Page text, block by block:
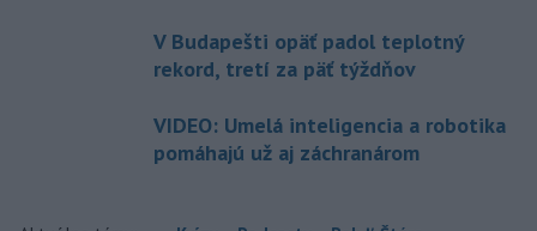
V Budapešti opäť padol teplotný
rekord, tretí za päť týždňov
VIDEO: Umelá inteligencia a robotika
pomáhajú už aj záchranárom